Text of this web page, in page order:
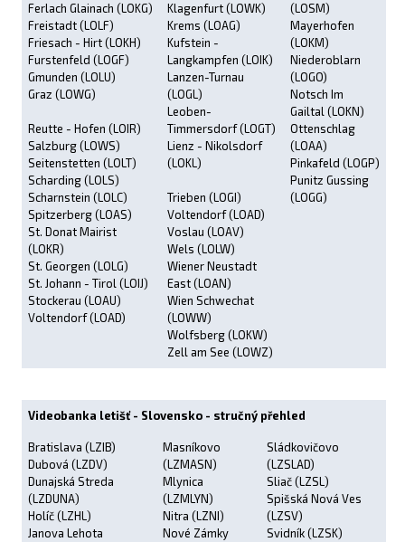
Ferlach Glainach (LOKG)
Freistadt (LOLF)
Friesach - Hirt (LOKH)
Furstenfeld (LOGF)
Gmunden (LOLU)
Graz (LOWG)
Reutte - Hofen (LOIR)
Salzburg (LOWS)
Seitenstetten (LOLT)
Scharding (LOLS)
Scharnstein (LOLC)
Spitzerberg (LOAS)
St. Donat Mairist
(LOKR)
St. Georgen (LOLG)
St. Johann - Tirol (LOIJ)
Stockerau (LOAU)
Voltendorf (LOAD)
Klagenfurt (LOWK)
Krems (LOAG)
Kufstein -
Langkampfen (LOIK)
Lanzen-Turnau
(LOGL)
Leoben-
Timmersdorf (LOGT)
Lienz - Nikolsdorf
(LOKL)
Trieben (LOGI)
Voltendorf (LOAD)
Voslau (LOAV)
Wels (LOLW)
Wiener Neustadt
East (LOAN)
Wien Schwechat
(LOWW)
Wolfsberg (LOKW)
Zell am See (LOWZ)
(LOSM)
Mayerhofen
(LOKM)
Niederoblarn
(LOGO)
Notsch Im
Gailtal (LOKN)
Ottenschlag
(LOAA)
Pinkafeld (LOGP)
Punitz Gussing
(LOGG)
Videobanka letišť - Slovensko - stručný přehled
Bratislava (LZIB)
Dubová (LZDV)
Dunajská Streda
(LZDUNA)
Holíč (LZHL)
Janova Lehota
Masníkovo
(LZMASN)
Mlynica
(LZMLYN)
Nitra (LZNI)
Nové Zámky
Sládkovičovo
(LZSLAD)
Sliač (LZSL)
Spišská Nová Ves
(LZSV)
Svidník (LZSK)